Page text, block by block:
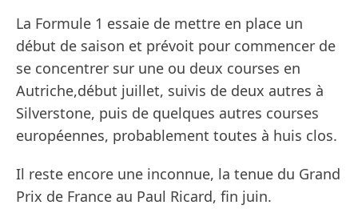
La Formule 1 essaie de mettre en place un
début de saison et prévoit pour commencer de
se concentrer sur une ou deux courses en
Autriche,début juillet, suivis de deux autres à
Silverstone, puis de quelques autres courses
européennes, probablement toutes à huis clos.
Il reste encore une inconnue, la tenue du Grand
Prix de France au Paul Ricard, fin juin.